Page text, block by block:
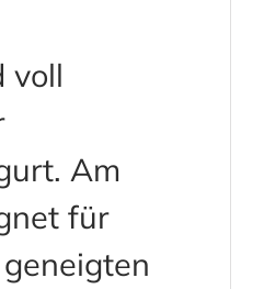
voll
Am
für